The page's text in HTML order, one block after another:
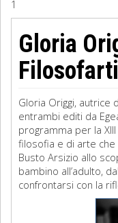
Filosofia
Matematica
Diritto
1
Gloria
Gloria Origgi, autrice
entrambi editi da
programma per la
filosofia e di arte che
Busto Arsizio allo
bambino all’adulto,
confrontarsi con la